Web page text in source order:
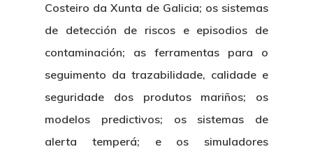
Costeiro da Xunta de Galicia; os sistemas
de detección de riscos e episodios de
contaminación; as ferramentas para o
seguimento da trazabilidade, calidade e
seguridade dos produtos mariños; os
modelos predictivos; os sistemas de
alerta temperá; e os simuladores